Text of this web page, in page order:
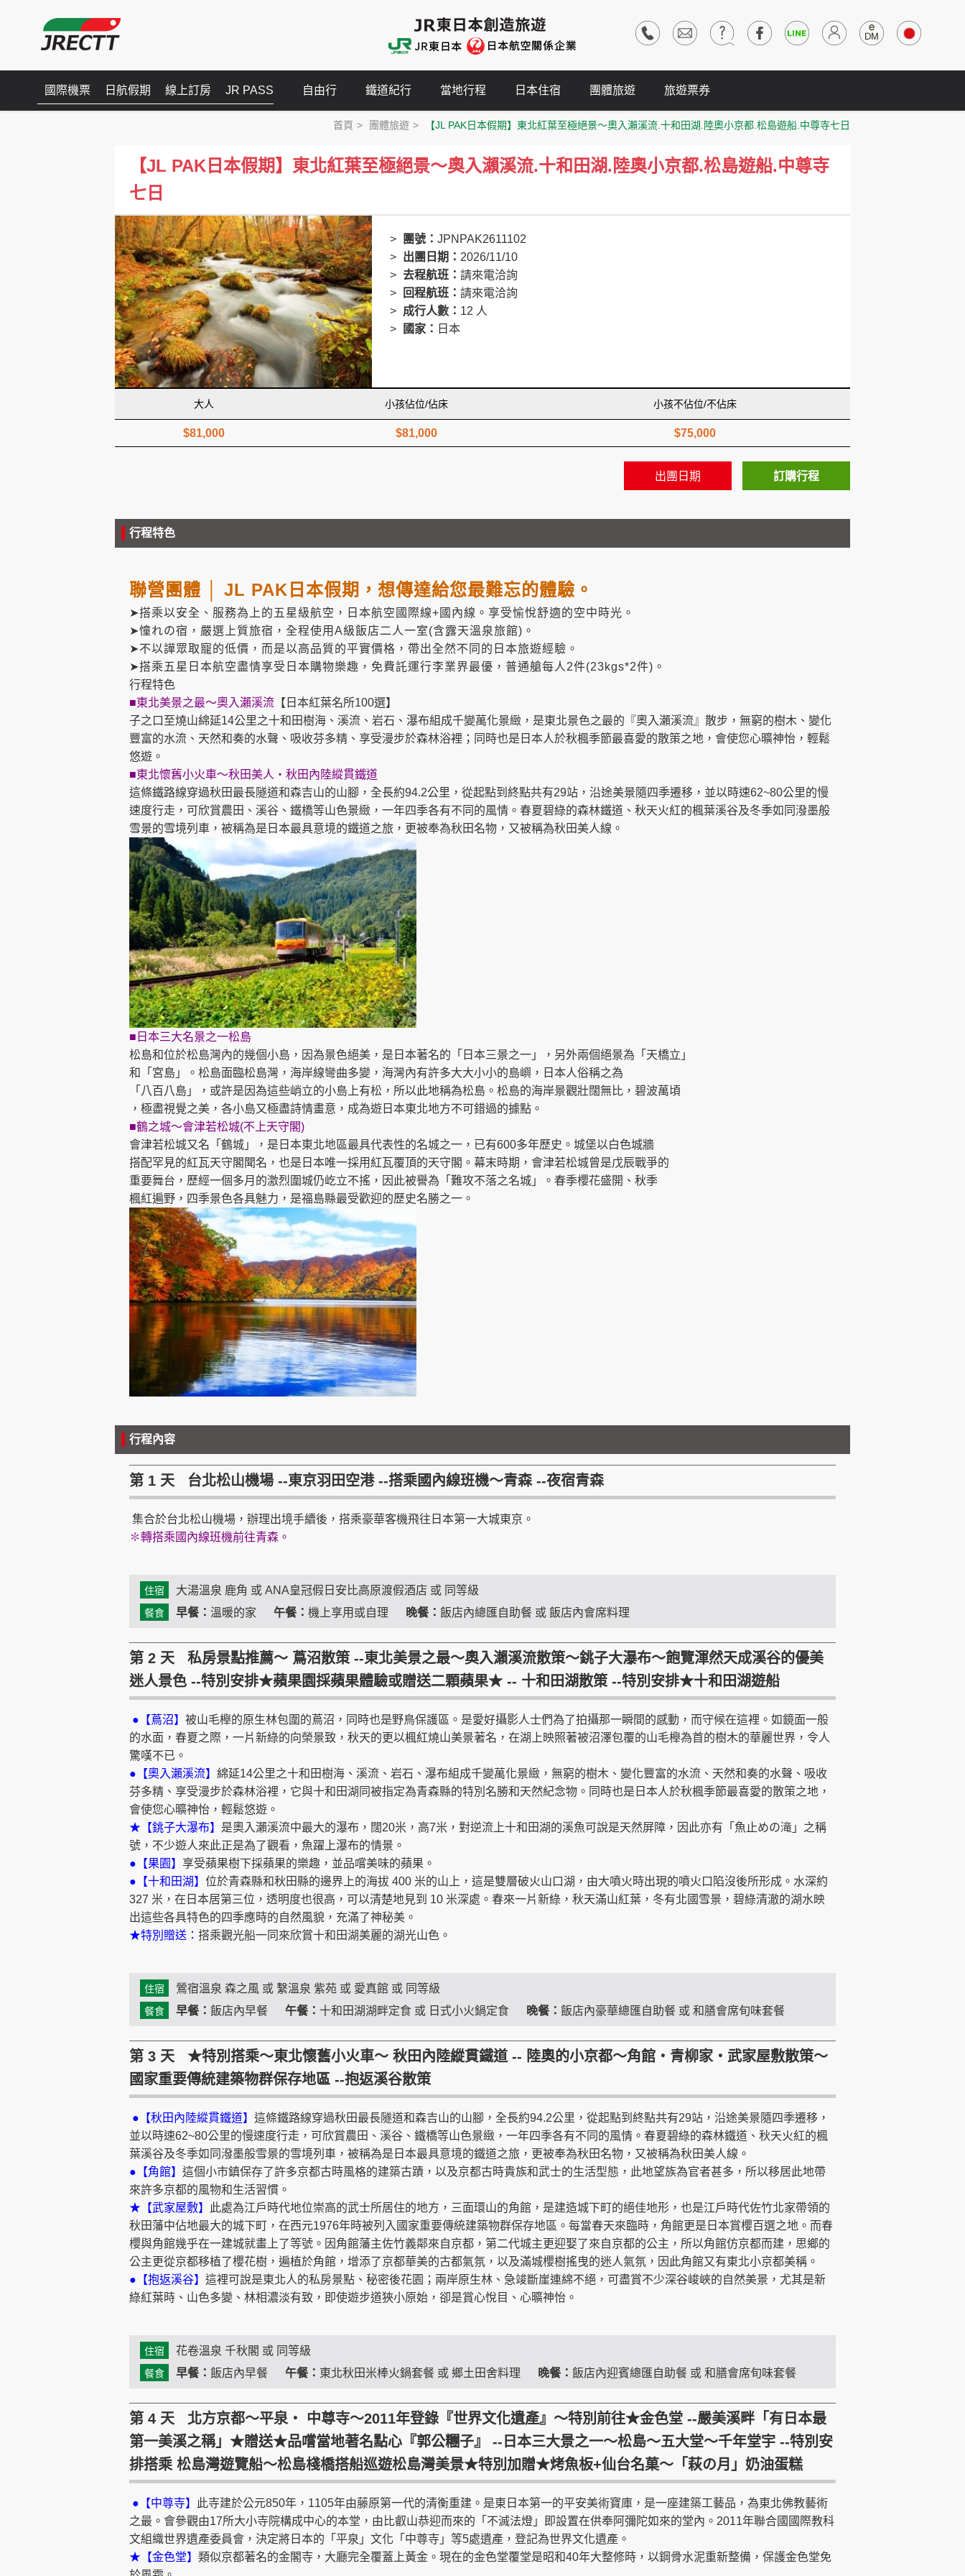
國際機票 日航假期 線上訂房 JR PASS 自由行 鐵道紀行 當地行程 日本住宿 團體旅遊 旅遊票券
首頁 團體旅遊 【JL PAK日本假期】東北紅葉至極絕景～奧入瀨溪流.十和田湖.陸奧小京都.松島遊船.中尊寺七日
【JL PAK日本假期】東北紅葉至極絕景～奧入瀨溪流.十和田湖.陸奧小京都.松島遊船.中尊寺
七日
團號：JPNPAK2611102
出團日期： 2026/11/10
去程航班：請來電洽詢
回程航班：請來電洽詢
成行人數： 12 人
國家： 日本
大人 小孩佔位/佔床 小孩不佔位/不佔床
$81,000 $81,000 $75,000
出團日期 訂購行程
行程特色
聯營團體 │ JL PAK日本假期，想傳達給您最難忘的體驗。
➤搭乘以安全、服務為上的五星級航空，日本航空國際線+國內線。享受愉悅舒適的空中時光。
➤憧れの宿，嚴選上質旅宿，全程使用A級飯店二人一室(含露天溫泉旅館)。
➤不以譁眾取寵的低價，而是以高品質的平實價格，帶出全然不同的日本旅遊經驗。
➤搭乘五星日本航空盡情享受日本購物樂趣，免費託運行李業界最優，普通艙每人2件(23kgs*2件)。
行程特色
■東北美景之最～奧入瀨溪流 【日本紅葉名所100選】
子之口至燒山綿延14公里之十和田樹海、溪流、岩石、瀑布組成千變萬化景緻，是東北景色之最的『奧入瀨溪流』散步，無窮的樹木、變化
豐富的水流、天然和奏的水聲、吸收芬多精、享受漫步於森林浴裡；同時也是日本人於秋楓季節最喜愛的散策之地，會使您心曠神怡，輕鬆
悠遊。
■東北懷舊小火車～秋田美人‧秋田內陸縱貫鐵道
這條鐵路線穿過秋田最長隧道和森吉山的山腳，全長約94.2公里，從起點到終點共有29站，沿途美景隨四季遷移，並以時速62~80公里的慢
速度行走，可欣賞農田、溪谷、鐵橋等山色景緻，一年四季各有不同的風情。春夏碧綠的森林鐵道、秋天火紅的楓葉溪谷及冬季如同潑墨般
雪景的雪境列車，被稱為是日本最具意境的鐵道之旅，更被奉為秋田名物，又被稱為秋田美人線。
■日本三大名景之一松島
松島和位於松島灣內的幾個小島，因為景色絕美，是日本著名的「日本三景之一」，另外兩個絕景為「天橋立」
和「宮島」。松島面臨松島灣，海岸線彎曲多變，海灣內有許多大大小小的島嶼，日本人俗稱之為
「八百八島」，或許是因為這些峭立的小島上有松，所以此地稱為松島。松島的海岸景觀壯闊無比，碧波萬頃
，極盡視覺之美，各小島又極盡詩情畫意，成為遊日本東北地方不可錯過的據點。
■鶴之城～會津若松城(不上天守閣)
會津若松城又名「鶴城」，是日本東北地區最具代表性的名城之一，已有600多年歷史。城堡以白色城牆
搭配罕見的紅瓦天守閣聞名，也是日本唯一採用紅瓦覆頂的天守閣。幕末時期，會津若松城曾是戊辰戰爭的
重要舞台，歷經一個多月的激烈圍城仍屹立不搖，因此被譽為「難攻不落之名城」。春季櫻花盛開、秋季
楓紅遍野，四季景色各具魅力，是福島縣最受歡迎的歷史名勝之一。
行程內容
第 1 天 台北松山機場 --東京羽田空港 --搭乘國內線班機～青森 --夜宿青森
集合於台北松山機場，辦理出境手續後，搭乘豪華客機飛往日本第一大城東京。
✽轉搭乘國內線班機前往青森。
住宿 大湯溫泉 鹿角 或 ANA皇冠假日安比高原渡假酒店 或 同等級
餐食 早餐： 溫暖的家 午餐： 機上享用或自理 晚餐： 飯店內總匯自助餐 或 飯店內會席料理
第 2 天 私房景點推薦～ 蔦沼散策 --東北美景之最～奧入瀨溪流散策～銚子大瀑布～飽覽渾然天成溪谷的優美
迷人景色 --特別安排★蘋果園採蘋果體驗或贈送二顆蘋果★ -- 十和田湖散策 --特別安排★十和田湖遊船
●【蔦沼】 被山毛櫸的原生林包圍的蔦沼，同時也是野鳥保護區。是愛好攝影人士們為了拍攝那一瞬間的感動，而守候在這裡。如鏡面一般
的水面，春夏之際，一片新綠的向榮景致，秋天的更以楓紅燒山美景著名，在湖上映照著被沼澤包覆的山毛櫸為首的樹木的華麗世界，令人
驚嘆不已。
●【奧入瀨溪流】 綿延14公里之十和田樹海、溪流、岩石、瀑布組成千變萬化景緻，無窮的樹木、變化豐富的水流、天然和奏的水聲、吸收
芬多精、享受漫步於森林浴裡，它與十和田湖同被指定為青森縣的特別名勝和天然紀念物。同時也是日本人於秋楓季節最喜愛的散策之地，
會使您心曠神怡，輕鬆悠遊。
★【銚子大瀑布】 是奧入瀨溪流中最大的瀑布，闊20米，高7米，對逆流上十和田湖的溪魚可說是天然屏障，因此亦有「魚止めの滝」之稱
號，不少遊人來此正是為了觀看，魚躍上瀑布的情景。
●【果園】 享受蘋果樹下採蘋果的樂趣，並品嚐美味的蘋果。
●【十和田湖】 位於青森縣和秋田縣的邊界上的海拔 400 米的山上，這是雙層破火山口湖，由大噴火時出現的噴火口陷沒後所形成。水深約
327 米，在日本居第三位，透明度也很高，可以清楚地見到 10 米深處。春來一片新綠，秋天滿山紅葉，冬有北國雪景，碧綠清澈的湖水映
出這些各具特色的四季應時的自然風貌，充滿了神秘美。
★特別贈送： 搭乘觀光船一同來欣賞十和田湖美麗的湖光山色。
住宿 鶯宿溫泉 森之風 或 繫溫泉 紫苑 或 愛真館 或 同等級
餐食 早餐： 飯店內早餐 午餐： 十和田湖湖畔定食 或 日式小火鍋定食 晚餐： 飯店內豪華總匯自助餐 或 和膳會席旬味套餐
第 3 天 ★特別搭乘～東北懷舊小火車～ 秋田內陸縱貫鐵道 -- 陸奧的小京都～角館‧青柳家‧武家屋敷散策～
國家重要傳統建築物群保存地區 --抱返溪谷散策
●【秋田內陸縱貫鐵道】 這條鐵路線穿過秋田最長隧道和森吉山的山腳，全長約94.2公里，從起點到終點共有29站，沿途美景隨四季遷移，
並以時速62~80公里的慢速度行走，可欣賞農田、溪谷、鐵橋等山色景緻，一年四季各有不同的風情。春夏碧綠的森林鐵道、秋天火紅的楓
葉溪谷及冬季如同潑墨般雪景的雪境列車，被稱為是日本最具意境的鐵道之旅，更被奉為秋田名物，又被稱為秋田美人線。
●【角館】 這個小市鎮保存了許多京都古時風格的建築古蹟，以及京都古時貴族和武士的生活型態，此地望族為官者甚多，所以移居此地帶
來許多京都的風物和生活習慣。
★【武家屋敷】
此處為江戶時代地位崇高的武士所居住的地方，三面環山的角館，是建造城下町的絕佳地形，也是江戶時代佐竹北家帶領的
秋田藩中佔地最大的城下町，在西元1976年時被列入國家重要傳統建築物群保存地區。每當春天來臨時，角館更是日本賞櫻百選之地。而春
櫻與角館幾乎在一建城就畫上了等號。因角館藩主佐竹義鄰來自京都，第二代城主更迎娶了來自京都的公主，所以角館仿京都而建，思鄉的
公主更從京都移植了櫻花樹，遍植於角館，增添了京都華美的古都氣氛，以及滿城櫻樹搖曳的迷人氣氛，因此角館又有東北小京都美稱。
●【抱返溪谷】 這裡可說是東北人的私房景點、秘密後花園；兩岸原生林、急竣斷崖連綿不絕，可盡賞不少深谷峻峽的自然美景，尤其是新
綠紅葉時、山色多變、林相濃淡有致，即使遊步道狹小原始，卻是賞心悅目、心曠神怡。
住宿 花卷溫泉 千秋閣 或 同等級
餐食 早餐： 飯店內早餐 午餐： 東北秋田米棒火鍋套餐 或 鄉土田舍料理 晚餐： 飯店內迎賓總匯自助餐 或 和膳會席旬味套餐
第 4 天 北方京都～平泉‧ 中尊寺～2011年登錄『世界文化遺產』～特別前往★金色堂 --嚴美溪畔「有日本最
第一美溪之稱」★贈送★品嚐當地著名點心『郭公糰子』 --日本三大景之一～松島～五大堂～千年堂宇 --特別安
排搭乘 松島灣遊覽船～松島棧橋搭船巡遊松島灣美景★特別加贈★烤魚板+仙台名菓～「萩の月」奶油蛋糕
●【中尊寺】
此寺建於公元850年，1105年由藤原第一代的清衡重建。是東日本第一的平安美術寶庫，是一座建築工藝品，為東北佛教藝術
之最。會參觀由17所大小寺院構成中心的本堂，由比叡山恭迎而來的「不滅法燈」即設置在供奉阿彌陀如來的堂內。2011年聯合國國際教科
文組織世界遺產委員會，決定將日本的「平泉」文化「中尊寺」等5處遺產，登記為世界文化遺產。
★【金色堂】 類似京都著名的金閣寺，大廳完全覆蓋上黃金。現在的金色堂覆堂是昭和40年大整修時，以鋼骨水泥重新整備，保護金色堂免